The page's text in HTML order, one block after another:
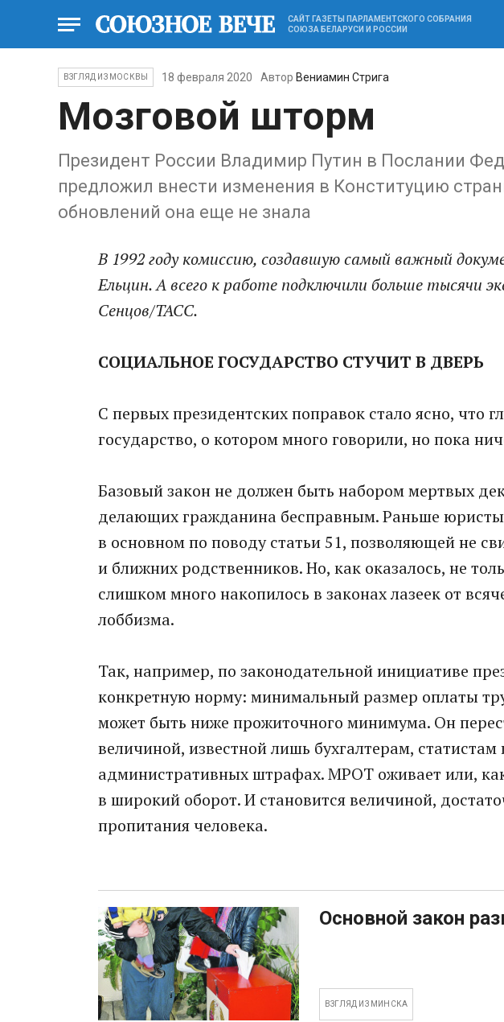
САЙТ ГАЗЕТЫ ПАРЛАМЕНТСКОГО СОБРАНИЯ
СОЮЗА БЕЛАРУСИ И РОССИИ
ВЗГЛЯД ИЗ МОСКВЫ 18 февраля 2020 Автор Вениамин Стрига
Мозговой шторм
Президент России Владимир Путин в Послании
предложил внести изменения в Конституцию
обновлений она еще не знала
В 1992 году комиссию, создавшую самый важный
Ельцин. А всего к работе подключили больше тысячи
Сенцов/ТАСС.
СОЦИАЛЬНОЕ ГОСУДАРСТВО СТУЧИТ В ДВЕРЬ
С первых президентских поправок стало ясно, что
государство, о котором много говорили, но пока
Базовый закон не должен быть набором мертвых
делающих гражданина бесправным. Раньше
в основном по поводу статьи 51, позволяющей не
и ближних родственников. Но, как оказалось, не
слишком много накопилось в законах лазеек от
лоббизма.
Так, например, по законодательной инициативе
конкретную норму: минимальный размер оплаты
может быть ниже прожиточного минимума. Он
величиной, известной лишь бухгалтерам,
административных штрафах. МРОТ оживает или,
в широкий оборот. И становится величиной,
пропитания человека.
Основной закон
ВЗГЛЯД ИЗ МИНСКА